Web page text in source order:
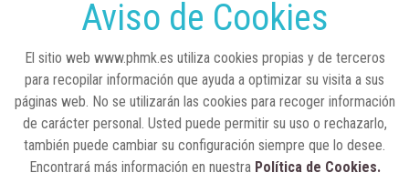
Lilly impulsa "Razones de Peso" para
visibilizar la obesidad
25 de marzo, 2023 ENTRE BASTIDORES
Real Academia Nacional de Farmacia: un
Aviso de Cookies
El sitio web www.phmk.es utiliza cookies propias y de terceros
para recopilar información que ayuda a optimizar su visita a sus
páginas web. No se utilizarán las cookies para recoger información
de carácter personal. Usted puede permitir su uso o rechazarlo,
también puede cambiar su configuración siempre que lo desee.
Encontrará más información en nuestra Política de Cookies.